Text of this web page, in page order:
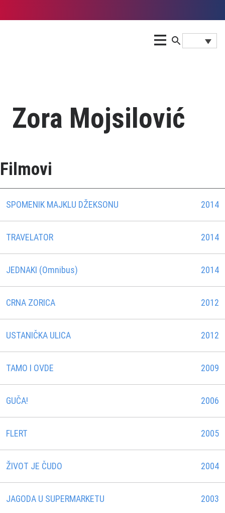
Zora Mojsilović
Filmovi
SPOMENIK MAJKLU DŽEKSONU 2014
TRAVELATOR 2014
JEDNAKI (Omnibus) 2014
CRNA ZORICA 2012
USTANIČKA ULICA 2012
TAMO I OVDE 2009
GUČA! 2006
FLERT 2005
ŽIVOT JE ČUDO 2004
JAGODA U SUPERMARKETU 2003